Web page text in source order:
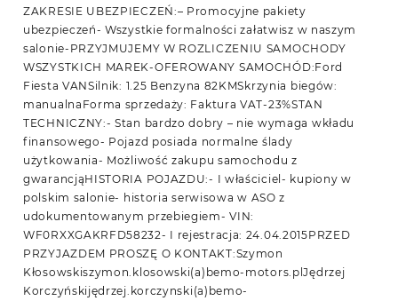
ZAKRESIE UBEZPIECZEŃ:– Promocyjne pakiety
ubezpieczeń- Wszystkie formalności załatwisz w naszym
salonie-PRZYJMUJEMY W ROZLICZENIU SAMOCHODY
WSZYSTKICH MAREK-OFEROWANY SAMOCHÓD:Ford
Fiesta VANSilnik: 1.25 Benzyna 82KMSkrzynia biegów:
manualnaForma sprzedaży: Faktura VAT-23%STAN
TECHNICZNY:- Stan bardzo dobry – nie wymaga wkładu
finansowego- Pojazd posiada normalne ślady
użytkowania- Możliwość zakupu samochodu z
gwarancjąHISTORIA POJAZDU:- I właściciel- kupiony w
polskim salonie- historia serwisowa w ASO z
udokumentowanym przebiegiem- VIN:
WF0RXXGAKRFD58232- I rejestracja: 24.04.2015PRZED
PRZYJAZDEM PROSZĘ O KONTAKT:Szymon
Kłosowskiszymon.klosowski(a)bemo-motors.plJędrzej
Korczyńskijędrzej.korczynski(a)bemo-